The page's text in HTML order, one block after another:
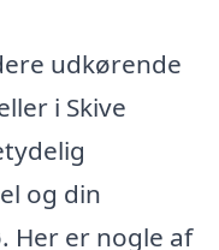
udkørende
i Skive
og din
Her er nogle af